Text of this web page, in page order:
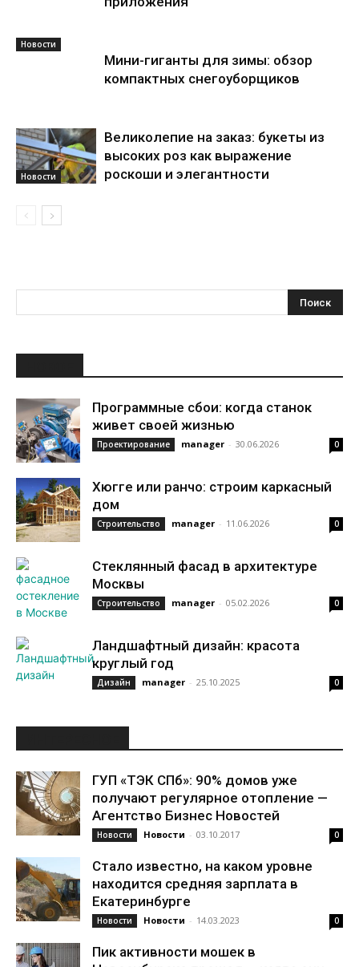
Новости
Мини-гиганты для зимы: обзор
компактных снегоуборщиков
Новости
Великолепие на заказ: букеты из
высоких роз как выражение
роскоши и элегантности
Программные сбои: когда станок
живет своей жизнью
Проектирование manager - 30.06.2026 0
Хюгге или ранчо: строим каркасный
дом
Строительство manager - 11.06.2026 0
Стеклянный фасад в архитектуре
Москвы
Строительство manager - 05.02.2026 0
Ландшафтный дизайн: красота
круглый год
Дизайн manager - 25.10.2025 0
ГУП «ТЭК СПб»: 90% домов уже
получают регулярное отопление —
Агентство Бизнес Новостей
Новости Новости - 03.10.2017 0
Стало известно, на каком уровне
находится средняя зарплата в
Екатеринбурге
Новости Новости - 14.03.2023 0
Пик активности мошек в